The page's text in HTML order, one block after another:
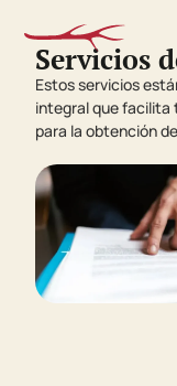
Servicios
Estos servicios
integral que facilita
para la obtención